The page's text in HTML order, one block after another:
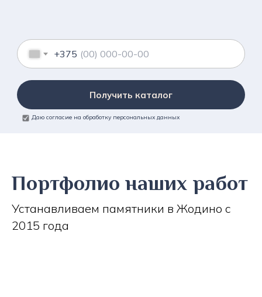
+375
Получить каталог
Даю согласие на обработку персональных данных
Портфолио наших работ
Устанавливаем памятники в Жодино с
2015 года